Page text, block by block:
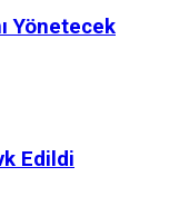
Yönetecek
Edildi